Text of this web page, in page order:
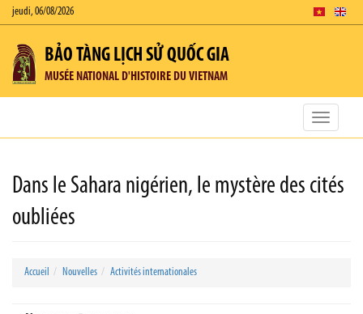
jeudi, 06/08/2026
BẢO TÀNG LỊCH SỬ QUỐC GIA
MUSÉE NATIONAL D'HISTOIRE DU VIETNAM
Toggle
Dans le Sahara nigérien, le mystère des cités
oubliées
Accueil Nouvelles Activités internationales